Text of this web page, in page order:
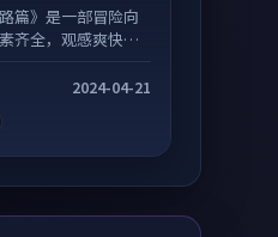
篇》是一部冒险向
齐全，观感爽快不
2024-04-21